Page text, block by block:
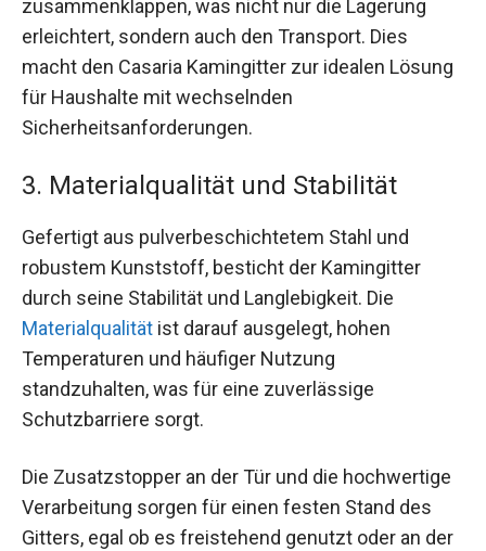
zusammenklappen, was nicht nur die Lagerung
erleichtert, sondern auch den Transport. Dies
macht den Casaria Kamingitter zur idealen Lösung
für Haushalte mit wechselnden
Sicherheitsanforderungen.
3. Materialqualität und Stabilität
Gefertigt aus pulverbeschichtetem Stahl und
robustem Kunststoff, besticht der Kamingitter
durch seine Stabilität und Langlebigkeit. Die
Materialqualität ist darauf ausgelegt, hohen
Temperaturen und häufiger Nutzung
standzuhalten, was für eine zuverlässige
Schutzbarriere sorgt.
Die Zusatzstopper an der Tür und die hochwertige
Verarbeitung sorgen für einen festen Stand des
Gitters, egal ob es freistehend genutzt oder an der